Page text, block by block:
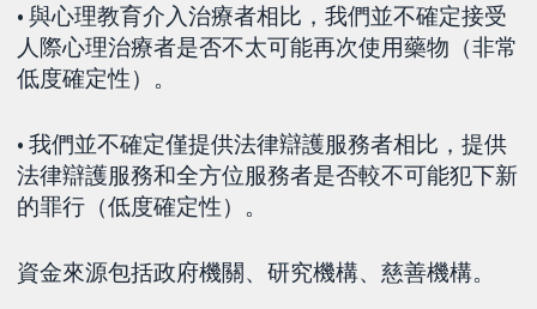
• 與心理教育介入治療者相比，我們並不確定接受
人際心理治療者是否不太可能再次使用藥物（非常
低度確定性）。
• 我們並不確定僅提供法律辯護服務者相比，提供
法律辯護服務和全方位服務者是否較不可能犯下新
的罪行（低度確定性）。
資金來源包括政府機關、研究機構、慈善機構。